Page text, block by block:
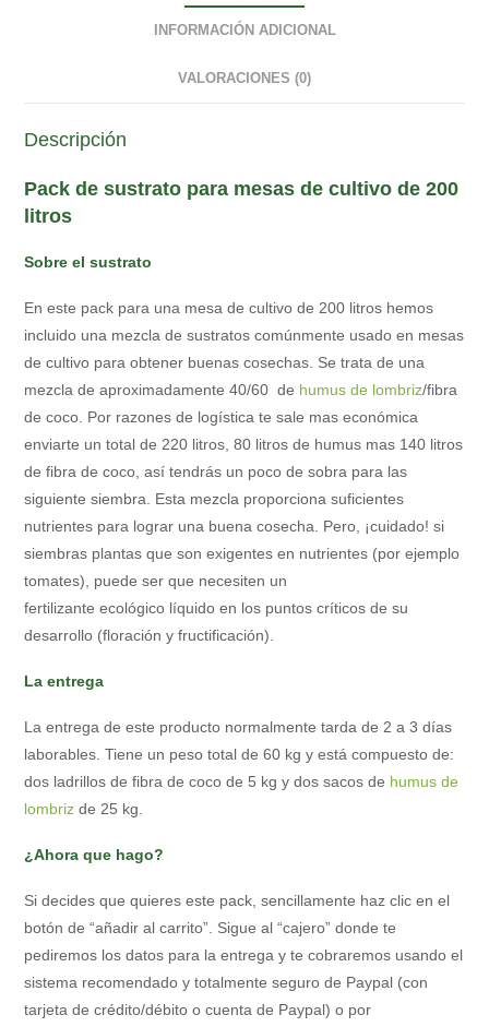
INFORMACIÓN ADICIONAL
VALORACIONES (0)
Descripción
Pack de sustrato para mesas de cultivo de 200
litros
Sobre el sustrato
En este pack para una mesa de cultivo de 200 litros hemos
incluido una mezcla de sustratos comúnmente usado en mesas
de cultivo para obtener buenas cosechas. Se trata de una
mezcla de aproximadamente 40/60 de humus de lombriz/fibra
de coco. Por razones de logística te sale mas económica
enviarte un total de 220 litros, 80 litros de humus mas 140 litros
de fibra de coco, así tendrás un poco de sobra para las
siguiente siembra. Esta mezcla proporciona suficientes
nutrientes para lograr una buena cosecha. Pero, ¡cuidado! si
siembras plantas que son exigentes en nutrientes (por ejemplo
tomates), puede ser que necesiten un
fertilizante ecológico líquido en los puntos críticos de su
desarrollo (floración y fructificación).
La entrega
La entrega de este producto normalmente tarda de 2 a 3 días
laborables. Tiene un peso total de 60 kg y está compuesto de:
dos ladrillos de fibra de coco de 5 kg y dos sacos de humus de
lombriz de 25 kg.
¿Ahora que hago?
Si decides que quieres este pack, sencillamente haz clic en el
botón de “añadir al carrito”. Sigue al “cajero” donde te
pediremos los datos para la entrega y te cobraremos usando el
sistema recomendado y totalmente seguro de Paypal (con
tarjeta de crédito/débito o cuenta de Paypal) o por